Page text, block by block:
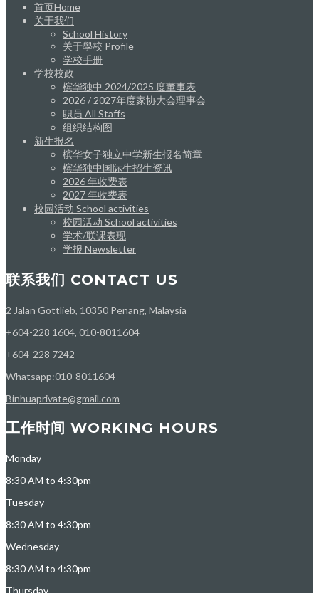
首页Home
关于我们
School History
关于學校 Profile
学校手册
学校校政
槟华独中 2024/2025 度董事表
2026 / 2027年度家协大会理事会
职员 All Staffs
组织结构图
新生报名
槟华女子独立中学新生报名简章
槟华独中国际生招生资讯
2026 年收费表
2027 年收费表
校园活动 School activities
校园活动 School activities
学术/联课表现
学报 Newsletter
联系我们 CONTACT US
2 Jalan Gottlieb, 10350 Penang, Malaysia
+604-228 1604, 010-8011604
+604-228 7242
Whatsapp:010-8011604
Binhuaprivate@gmail.com
工作时间 WORKING HOURS
Monday
8:30 AM to 4:30pm
Tuesday
8:30 AM to 4:30pm
Wednesday
8:30 AM to 4:30pm